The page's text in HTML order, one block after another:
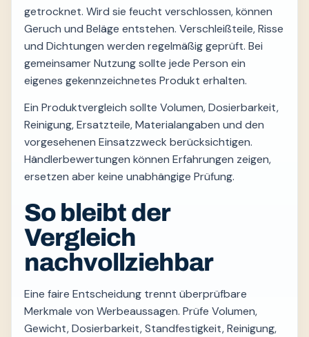
getrocknet. Wird sie feucht verschlossen, können
Geruch und Beläge entstehen. Verschleißteile, Risse
und Dichtungen werden regelmäßig geprüft. Bei
gemeinsamer Nutzung sollte jede Person ein
eigenes gekennzeichnetes Produkt erhalten.
Ein Produktvergleich sollte Volumen, Dosierbarkeit,
Reinigung, Ersatzteile, Materialangaben und den
vorgesehenen Einsatzzweck berücksichtigen.
Händlerbewertungen können Erfahrungen zeigen,
ersetzen aber keine unabhängige Prüfung.
So bleibt der
Vergleich
nachvollziehbar
Eine faire Entscheidung trennt überprüfbare
Merkmale von Werbeaussagen. Prüfe Volumen,
Gewicht, Dosierbarkeit, Standfestigkeit, Reinigung,